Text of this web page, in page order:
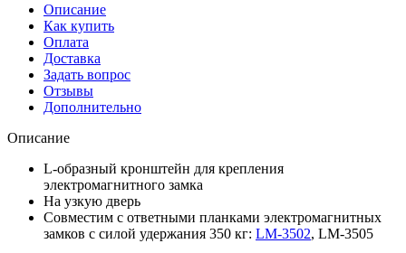
Описание
Как купить
Оплата
Доставка
Задать вопрос
Отзывы
Дополнительно
Описание
L-oбразный кронштейн для крепления
электромагнитного замка
На узкую дверь
Совместим с ответными планками электромагнитных
замков с силой удержания 350 кг: LM-3502, LM-3505